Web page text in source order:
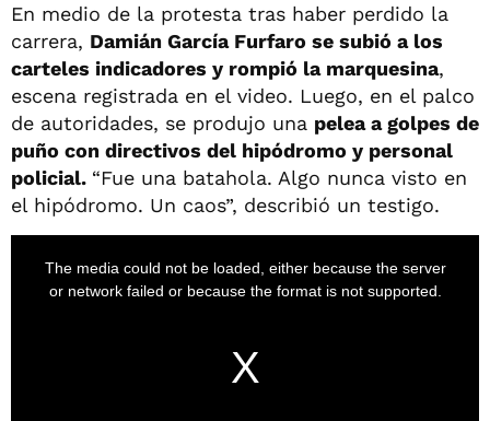
En medio de la protesta tras haber perdido la
carrera, Damián García Furfaro se subió a los
carteles indicadores y rompió la marquesina,
escena registrada en el video. Luego, en el palco
de autoridades, se produjo una pelea a golpes de
puño con directivos del hipódromo y personal
policial. “Fue una batahola. Algo nunca visto en
el hipódromo. Un caos”, describió un testigo.